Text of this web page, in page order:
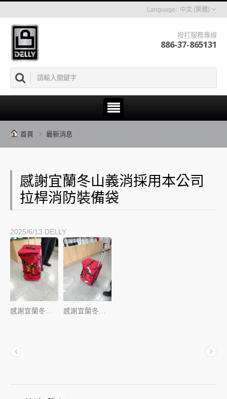
中文 (繁體)
撥打服務專線
886-37-865131
首頁 最新消息
感謝宜蘭冬山義消採用本公司
拉桿消防裝備袋
2025/6/13 DELLY
感謝宜蘭冬山義消採用本公司拉桿消防裝備袋 感謝宜蘭冬山義消台灣製造消防裝備袋